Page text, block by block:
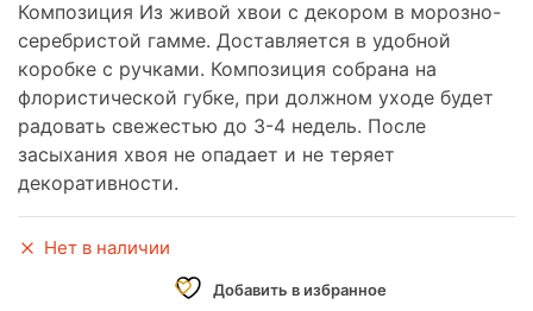
Композиция Из живой хвои с декором в морозно-
серебристой гамме. Доставляется в удобной
коробке с ручками. Композиция собрана на
флористической губке, при должном уходе будет
радовать свежестью до 3-4 недель. После
засыхания хвоя не опадает и не теряет
декоративности.
Нет в наличии
Добавить в избранное